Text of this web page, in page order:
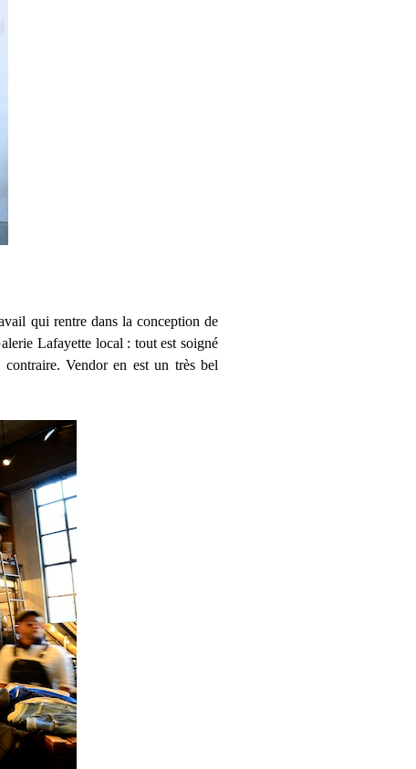
qui rentre dans la conception de
Lafayette local : tout est soigné
Vendor en est un très bel